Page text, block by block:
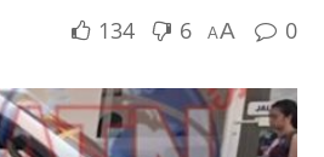
134 6 AA 0